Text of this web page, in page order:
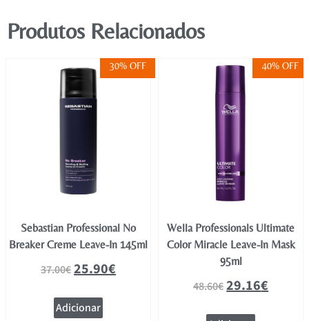
Produtos Relacionados
30% OFF
Sebastian Professional No
Breaker Creme Leave-In 145ml
37.00€25.90€
Adicionar
40% OFF
Wella Professionals Ultimate
Color Miracle Leave-In Mask
95ml
48.60€29.16€